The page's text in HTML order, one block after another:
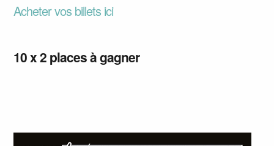
Acheter vos billets ici
10 x 2 places à gagner